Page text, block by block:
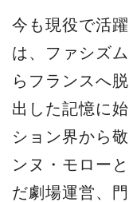
今も現役で活
は、ファシズ
らフランスへ脱
出した記憶に
ション界から
ンヌ・モロー
だ劇場運営、